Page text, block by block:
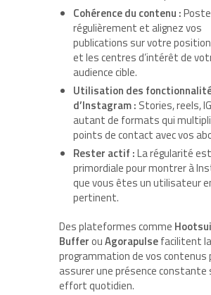
Cohérence du contenu :
régulièrement et alignez vos
publications sur votre
et les centres d’intérêt de
audience cible.
Utilisation des
d’Instagram : Stories, reels,
autant de formats qui
points de contact avec vos
Rester actif :La régularité est
primordiale pour montrer à
que vous êtes un utilisateur
pertinent.
Des plateformes comme
BufferouAgorapulsefacilitent la
programmation de vos contenus
assurer une présence constante
effort quotidien.